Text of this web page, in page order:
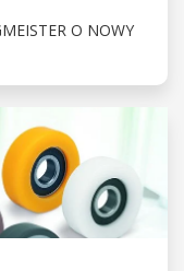
O NOWY